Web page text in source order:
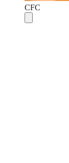
CFC
Compartilhar